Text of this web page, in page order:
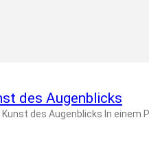
des Augenblicks
Zwischen